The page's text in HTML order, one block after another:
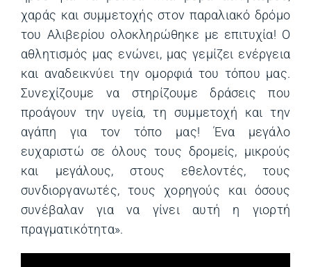
χαράς και συμμετοχής στον παραλιακό δρόμο
του Αλιβερίου ολοκληρώθηκε με επιτυχία! Ο
αθλητισμός μας ενώνει, μας γεμίζει ενέργεια
και αναδεικνύει την ομορφιά του τόπου μας.
Συνεχίζουμε να στηρίζουμε δράσεις που
προάγουν την υγεία, τη συμμετοχή και την
αγάπη για τον τόπο μας! Ένα μεγάλο
ευχαριστώ σε όλους τους δρομείς, μικρούς
και μεγάλους, στους εθελοντές, τους
συνδιοργανωτές, τους χορηγούς και όσους
συνέβαλαν για να γίνει αυτή η γιορτή
πραγματικότητα».